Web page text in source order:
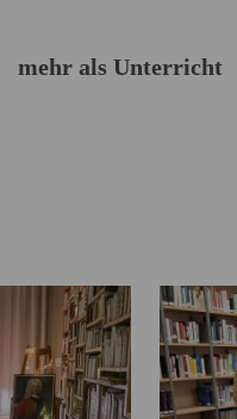
mehr als Unterricht